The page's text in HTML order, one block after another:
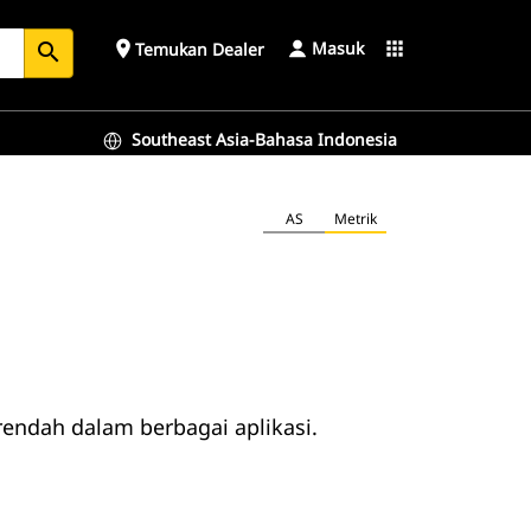
search place Temukan Dealer Masuk apps
Southeast Asia-Bahasa Indonesia
AS Metrik
dalam berbagai aplikasi.